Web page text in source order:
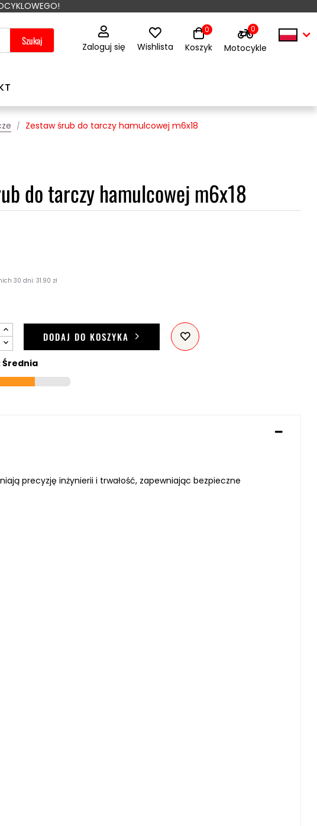
Szukaj Zaloguj się Wishlista Koszyk
0 0
Motocykle
Zestaw śrub do tarczy hamulcowej m6x18
do tarczy hamulcowej m6x18
30 dni: 31.90 zł
DODAJ DO KOSZYKA
Średnia
precyzję inżynierii i trwałość, zapewniając bezpieczne